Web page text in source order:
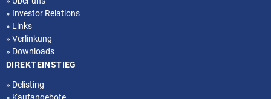
» Investor Relations
» Links
» Verlinkung
» Downloads
DIREKTEINSTIEG
» Delisting